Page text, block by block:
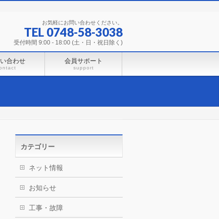
お気軽にお問い合わせください。
TEL 0748-58-3038
受付時間 9:00 - 18:00 (土・日・祝日除く)
合わせ 会員サポート
support
カテゴリー
ネット情報
お知らせ
工事・故障